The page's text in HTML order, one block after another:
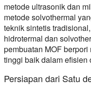
metode ultrasonik dan
metode solvothermal
teknik sintetis
hidrotermal dan
pembuatan MOF
tinggi baik dalamefisien
Persiapan dari Satu